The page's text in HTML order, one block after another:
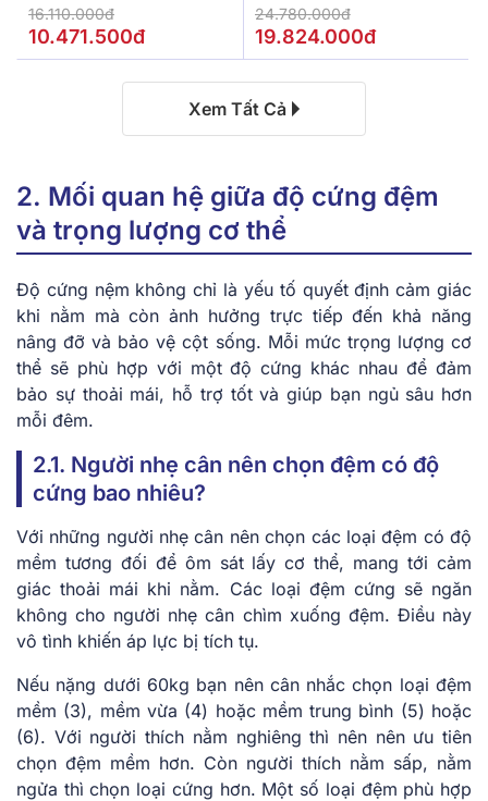
16.110.000đ
10.471.500đ
De.Stress Powerful
24.780.000đ
19.824.000đ
Xem Tất Cả
2. Mối quan hệ giữa độ cứng đệm
và trọng lượng cơ thể
Độ cứng nệm không chỉ là yếu tố quyết định cảm giác
khi nằm mà còn ảnh hưởng trực tiếp đến khả năng
nâng đỡ và bảo vệ cột sống. Mỗi mức trọng lượng cơ
thể sẽ phù hợp với một độ cứng khác nhau để đảm
bảo sự thoải mái, hỗ trợ tốt và giúp bạn ngủ sâu hơn
mỗi đêm.
2.1. Người nhẹ cân nên chọn đệm có độ
cứng bao nhiêu?
Với những người nhẹ cân nên chọn các loại đệm có độ
mềm tương đối để ôm sát lấy cơ thể, mang tới cảm
giác thoải mái khi nằm. Các loại đệm cứng sẽ ngăn
không cho người nhẹ cân chìm xuống đệm. Điều này
vô tình khiến áp lực bị tích tụ.
Nếu nặng dưới 60kg bạn nên cân nhắc chọn loại đệm
mềm (3), mềm vừa (4) hoặc mềm trung bình (5) hoặc
(6). Với người thích nằm nghiêng thì nên nên ưu tiên
chọn đệm mềm hơn. Còn người thích nằm sấp, nằm
ngửa thì chọn loại cứng hơn. Một số loại đệm phù hợp